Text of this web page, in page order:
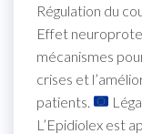
Régulation du
Effet
mécanismes
crises et
patients.
L’Epidiolex est